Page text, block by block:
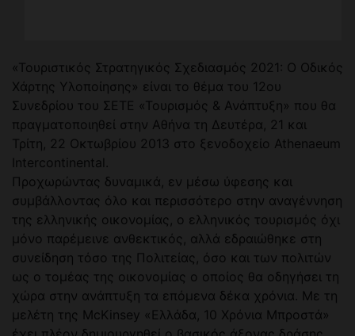
«Τουριστικός Στρατηγικός Σχεδιασμός 2021: Ο Οδικός
Χάρτης Υλοποίησης» είναι το θέμα του 12ου
Συνεδρίου του ΣΕΤΕ «Τουρισμός & Ανάπτυξη» που θα
πραγματοποιηθεί στην Αθήνα τη Δευτέρα, 21 και
Τρίτη, 22 Οκτωβρίου 2013 στο ξενοδοχείο Athenaeum
Intercontinental.
Προχωρώντας δυναμικά, εν μέσω ύφεσης και
συμβάλλοντας όλο και περισσότερο στην αναγέννηση
της ελληνικής οικονομίας, ο ελληνικός τουρισμός όχι
μόνο παρέμεινε ανθεκτικός, αλλά εδραιώθηκε στη
συνείδηση τόσο της Πολιτείας, όσο και των πολιτών
ως ο τομέας της οικονομίας ο οποίος θα οδηγήσει τη
χώρα στην ανάπτυξη τα επόμενα δέκα χρόνια. Με τη
μελέτη της McKinsey «Ελλάδα, 10 Χρόνια Μπροστά»